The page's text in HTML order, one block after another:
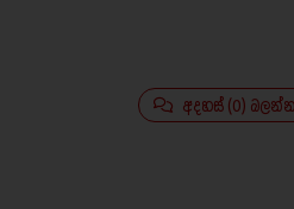
අදහස් (0)